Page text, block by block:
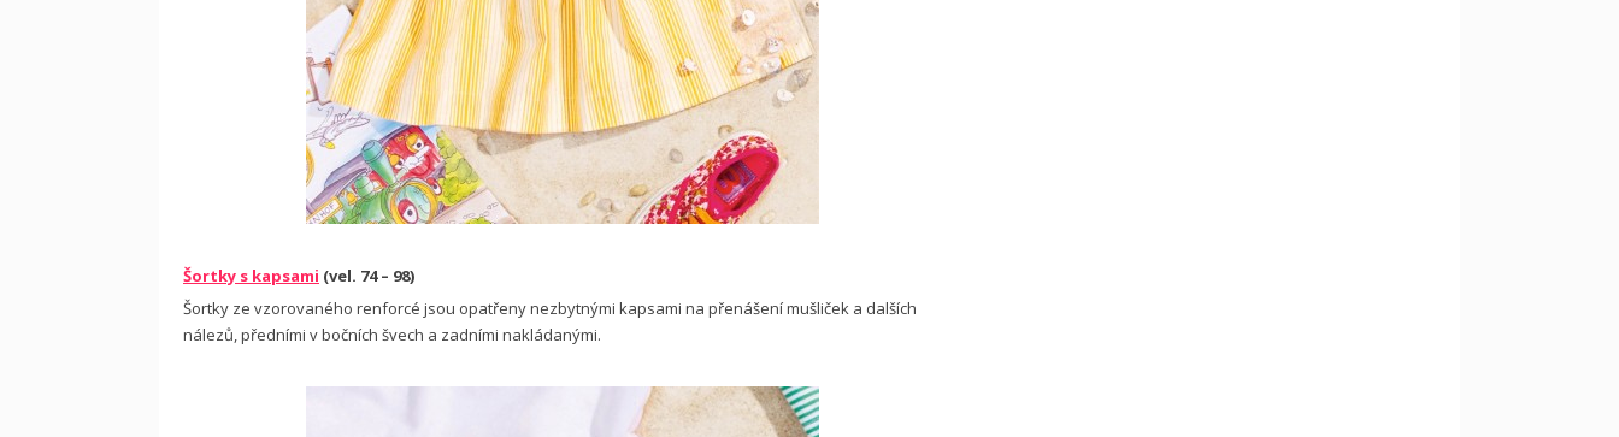
Šortky s kapsami (vel. 74 – 98)
Šortky ze vzorovaného renforcé jsou opatřeny nezbytnými kapsami na přenášení mušliček a dalších
nálezů, předními v bočních švech a zadními nakládanými.